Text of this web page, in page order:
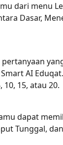
dari menu
Dasar,
AI
15, atau 20.
dapat
Tunggal,